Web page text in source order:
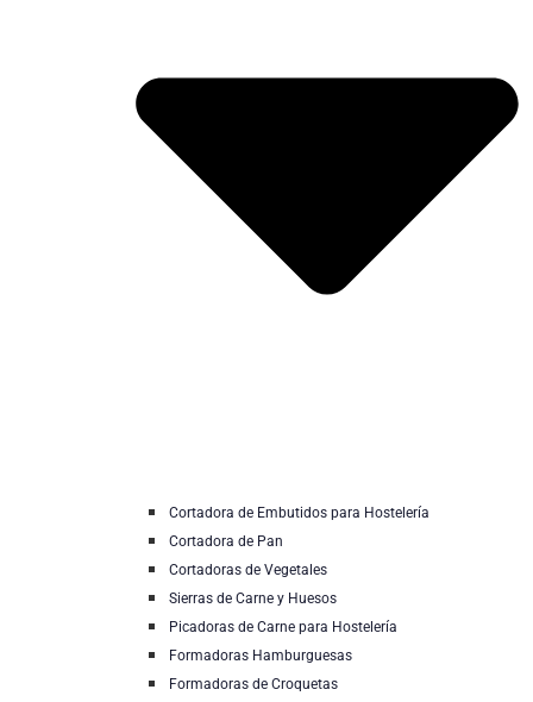
Cortadora de Embutidos para Hostelería
Cortadora de Pan
Cortadoras de Vegetales
Sierras de Carne y Huesos
Picadoras de Carne para Hostelería
Formadoras Hamburguesas
Formadoras de Croquetas